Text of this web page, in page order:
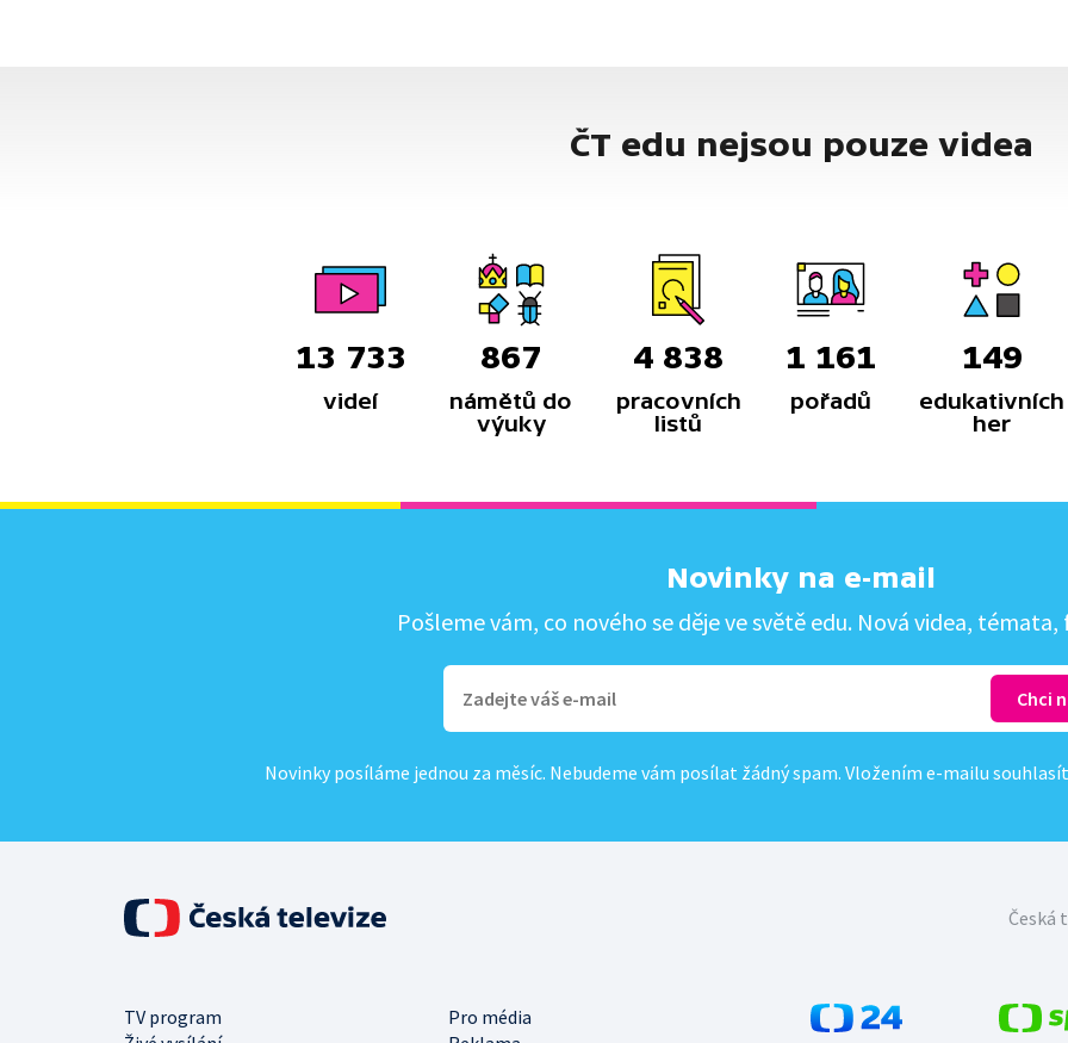
ČT edu nejsou pouze videa
13 733
videí
867
námětů do
výuky
4 838
pracovních
listů
1 161
pořadů
149
edukativních
her
Novinky na e-mail
Pošleme vám, co nového se děje ve světě edu. Nová videa, témata,
Novinky posíláme jednou za měsíc. Nebudeme vám posílat žádný spam. Vložením e-mailu